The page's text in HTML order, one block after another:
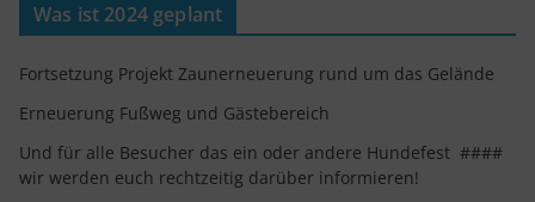
Was ist 2024 geplant
Fortsetzung Projekt Zaunerneuerung rund um das Gelände
Erneuerung Fußweg und Gästebereich
Und für alle Besucher das ein oder andere Hundefest ####
wir werden euch rechtzeitig darüber informieren!